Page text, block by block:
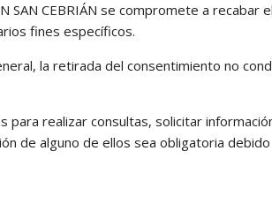
CEBRIÁN se compromete a recabar
fines específicos.
la retirada del consentimiento no
para realizar consultas, solicitar
de alguno de ellos sea obligatoria